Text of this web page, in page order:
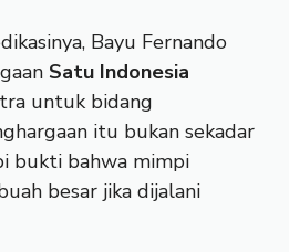
Bayu Fernando
Satu Indonesia
untuk bidang
itu bukan sekadar
bukti bahwa mimpi
besar jika dijalani